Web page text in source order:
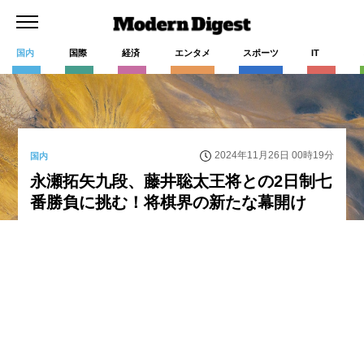
国内 国際 経済 エンタメ スポーツ IT
国内 2024年11月26日 00時19分
永瀬拓矢九段、藤井聡太王将との2日制七
番勝負に挑む！将棋界の新たな幕開け